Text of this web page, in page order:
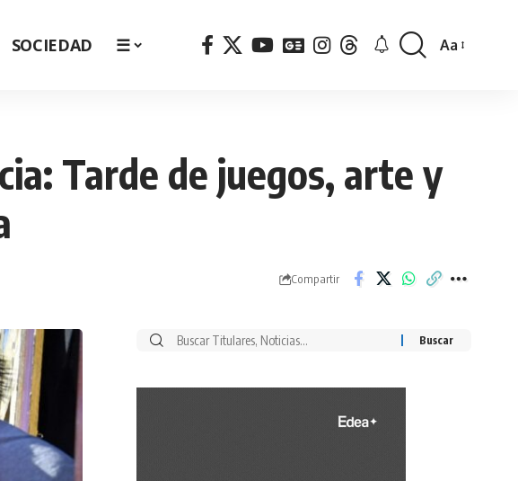
SOCIEDAD ☰
Font
Aa
Tarde de juegos, arte y
Compartir
Buscar